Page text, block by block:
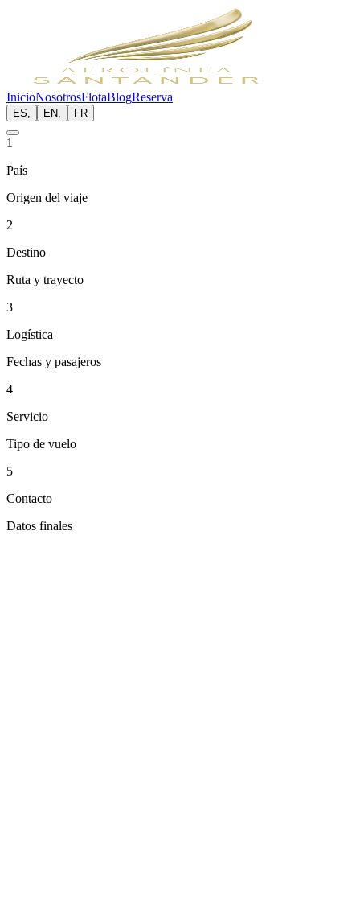
InicioNosotrosFlotaBlogReserva
ES, EN, FR
1
País
Origen del viaje
2
Destino
Ruta y trayecto
3
Logística
Fechas y pasajeros
4
Servicio
Tipo de vuelo
5
Contacto
Datos finales